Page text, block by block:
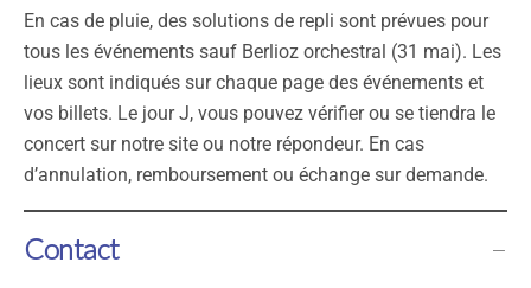
En cas de pluie, des solutions de repli sont prévues pour
tous les événements sauf Berlioz orchestral (31 mai). Les
lieux sont indiqués sur chaque page des événements et
vos billets. Le jour J, vous pouvez vérifier ou se tiendra le
concert sur notre site ou notre répondeur. En cas
d’annulation, remboursement ou échange sur demande.
Contact